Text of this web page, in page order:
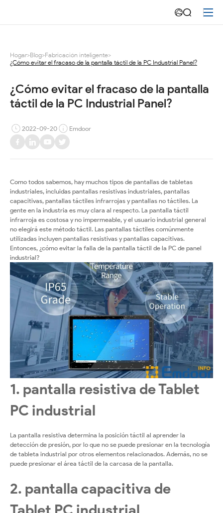
evitar
el
fracaso
de
la
pantalla
táctil
la
PC
Industrial
Panel?
Hogar>Blog>Fabricación inteligente>
¿Cómo evitar el fracaso de la pantalla táctil de la PC Industrial Panel?
¿Cómo evitar el fracaso de la pantalla
táctil de la PC Industrial Panel?
2022-09-20 Emdoor
Como todos sabemos, hay muchos tipos de pantallas de tabletas
industriales, incluidas pantallas resistivas industriales, pantallas
capacitivas, pantallas táctiles infrarrojas y pantallas no táctiles. La
gente en la industria es muy clara al respecto. La pantalla táctil
infrarroja es costosa y no impermeable, y el usuario industrial general
no elegirá este método táctil. Las pantallas táctiles comúnmente
utilizadas incluyen pantallas resistivas y pantallas capacitivas.
Entonces, ¿cómo evitar la falla de la pantalla táctil de la PC de panel
industrial?
1. pantalla resistiva de Tablet
PC industrial
La pantalla resistiva determina la posición táctil al aprender la
detección de presión, por lo que no se puede presionar en la tecnología
de tableta industrial por otros elementos relacionados. Además, no se
puede presionar el área táctil de la carcasa de la pantalla.
2. pantalla capacitiva de